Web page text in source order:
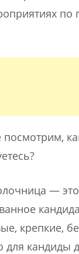
посмотрим,
—
крепкие,
для кандиды